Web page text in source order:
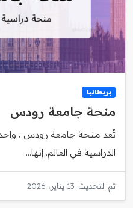
بريطانيا
منحة جامعة رودس
تُعد منحة جامعة رودس ،
الدراسية في العالم. إنها...
تم التحديث: 13 يناير، 2026